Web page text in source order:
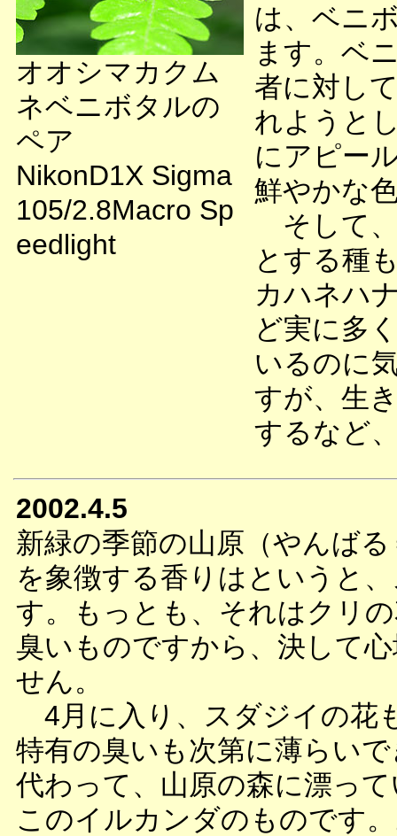
オオシマカクム
ネベニボタルの
ペア
NikonD1X Sigma
105/2.8Macro Sp
eedlight
は、ベニ
ます。ベ
者に対し
れようと
にアピー
鮮やかな
そして、
とする種
カハネハ
ど実に多
いるのに
すが、生
するなど
2002.4.5
新緑の季節の山原（やんば
を象徴する香りはというと
す。もっとも、それはクリ
臭いものですから、決して
せん。
4月に入り、スダジイの花
特有の臭いも次第に薄らい
代わって、山原の森に漂っ
このイルカンダのものです